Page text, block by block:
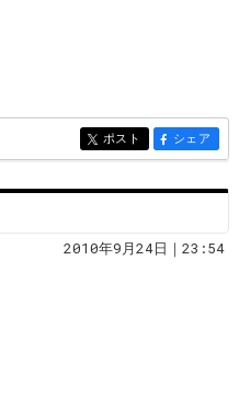
entry765
ポスト entry765
シェア
2010年9月24日｜23:54